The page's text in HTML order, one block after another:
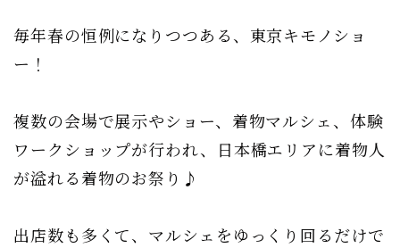
毎年春の恒例になりつつある、東京キモノショ
ー！
複数の会場で展示やショー、着物マルシェ、体験
ワークショップが行われ、日本橋エリアに着物人
が溢れる着物のお祭り♪
出店数も多くて、マルシェをゆっくり回るだけで